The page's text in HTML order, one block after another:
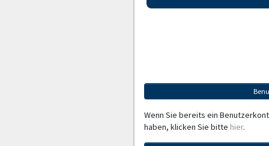
Wenn Sie bereits ein
haben, klicken Sie bitte hier.